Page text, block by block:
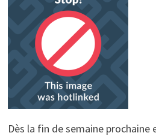
Dès la fin de semaine